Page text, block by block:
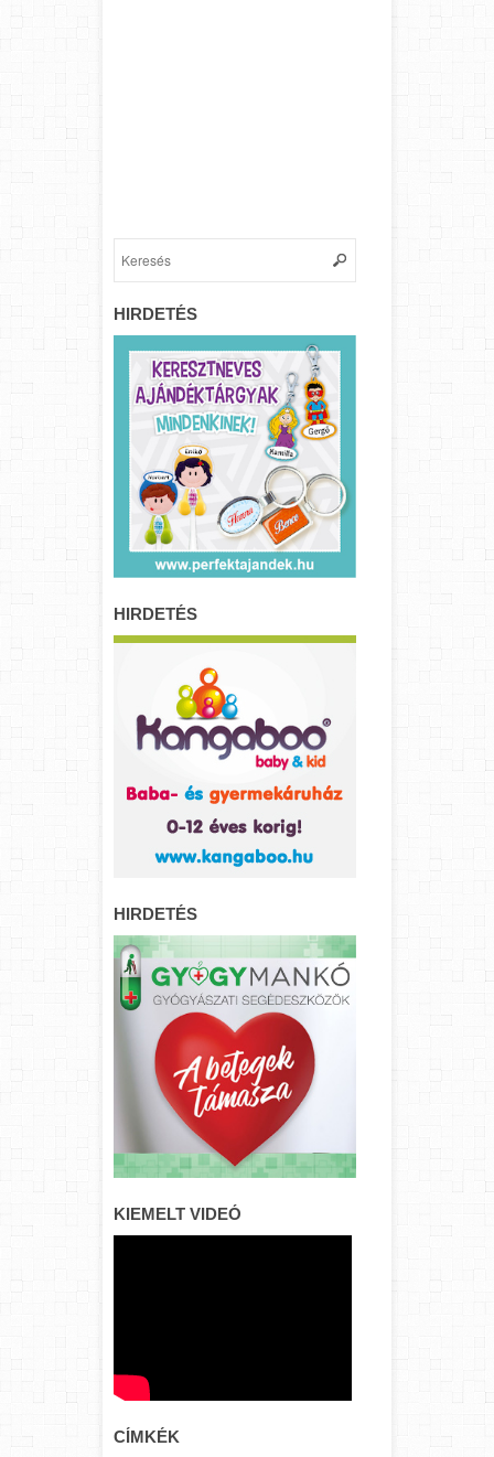
HIRDETÉS
HIRDETÉS
HIRDETÉS
KIEMELT VIDEÓ
CÍMKÉK